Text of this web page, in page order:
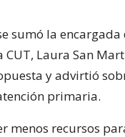
sumó la encargada
CUT, Laura San
y advirtió
primaria.
menos recursos